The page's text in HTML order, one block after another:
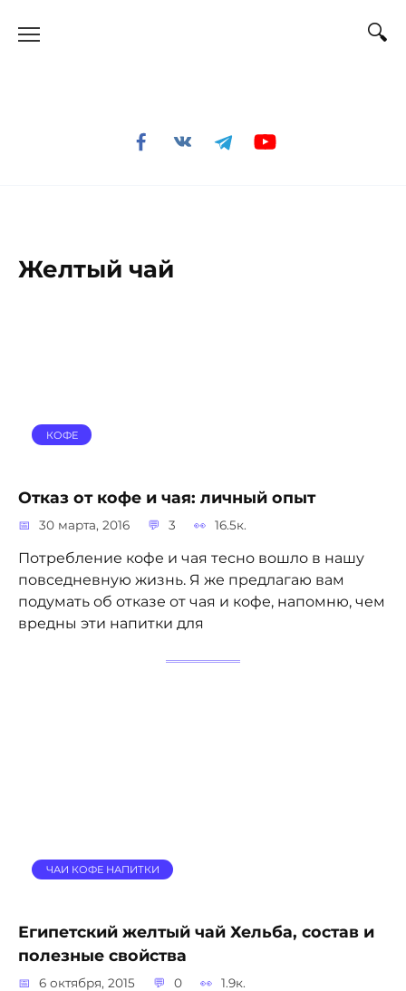
Желтый чай
КОФЕ
Отказ от кофе и чая: личный опыт
30 марта, 2016 3 16.5к.
Потребление кофе и чая тесно вошло в нашу
повседневную жизнь. Я же предлагаю вам
подумать об отказе от чая и кофе, напомню, чем
вредны эти напитки для
ЧАИ КОФЕ НАПИТКИ
Египетский желтый чай Хельба, состав и
полезные свойства
6 октября, 2015 0 1.9к.